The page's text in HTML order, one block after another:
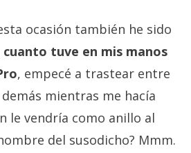
ocasión también he sido
cuanto tuve en mis manos
, empecé a trastear entre
mientras me hacía
le vendría como anillo al
del susodicho? Mmm.